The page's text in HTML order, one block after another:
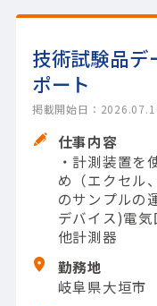
技術試験品デ
ポート
掲載開始日：
仕事内容
・計測装置を
め（エクセル
のサンプルの
デバイス)電
他計測器
勤務地
岐阜県大垣市